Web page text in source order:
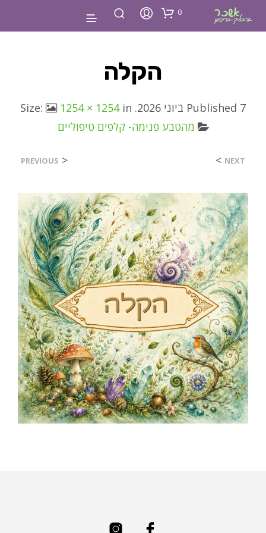
0
הקלה
Published 7 ביוני 2026 . Size:
1254 × 1254in
מהטבע פנימה- קלפים טיפוליים
<
PREVIOUS NEXT
>